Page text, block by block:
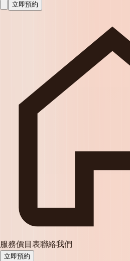
立即預約
服務價目表聯絡我們
立即預約